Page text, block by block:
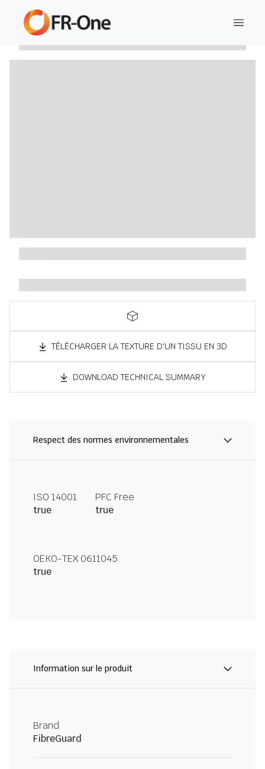
TÉLÉCHARGER LA TEXTURE D'UN TISSU EN 3D
DOWNLOAD TECHNICAL SUMMARY
Respect des normes environnementales
ISO 14001
true
PFC Free
true
OEKO-TEX 0611045
true
Information sur le produit
Brand
FibreGuard